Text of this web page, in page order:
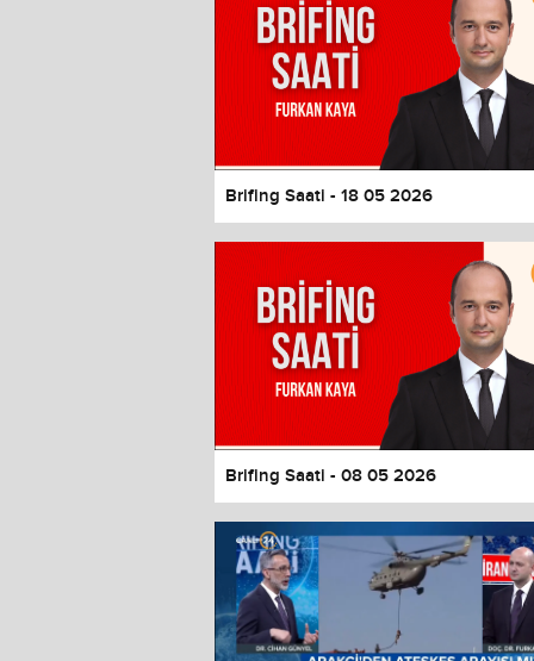
Brifing Saati - 18 05 2026
Brifing Saati - 08 05 2026